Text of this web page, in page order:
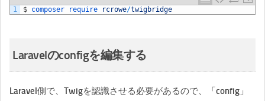
1 $ composer require rcrowe/twigbridge
Laravelのconfigを編集する
Laravel側で、Twigを認識させる必要があるので、「config」